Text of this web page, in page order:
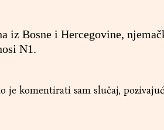
iz Bosne i Hercegovine,
N1.
je komentirati sam slučaj,